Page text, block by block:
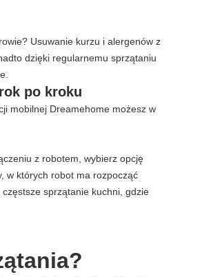
Usuwanie kurzu i alergenów z
dzięki regularnemu sprzątaniu
po kroku
mobilnej Dreamehome możesz w
z robotem, wybierz opcję
w których robot ma rozpocząć
sprzątanie kuchni, gdzie